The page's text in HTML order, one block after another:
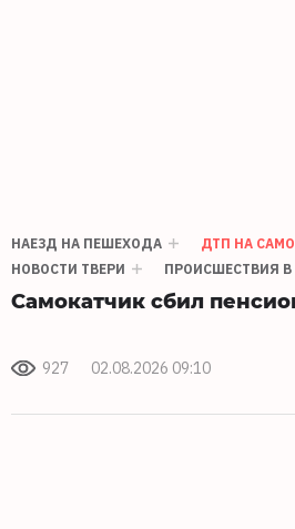
НАЕЗД НА ПЕШЕХОДА
ДТП НА
НОВОСТИ ТВЕРИ
ПРОИСШЕСТВИЯ В
Самокатчик сбил
927 02.08.2026 09:10